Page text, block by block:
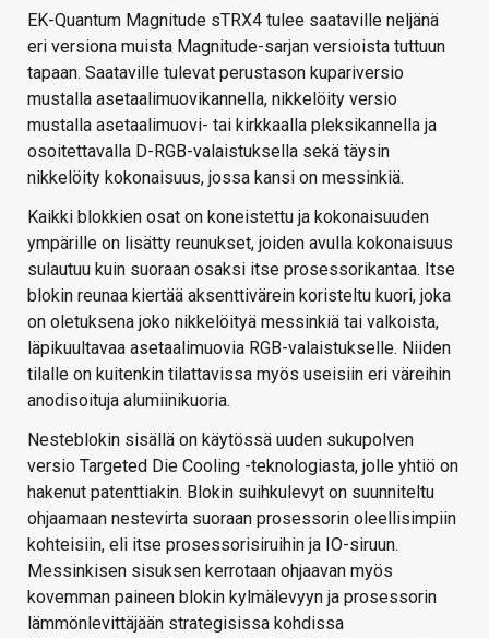
EK-Quantum Magnitude sTRX4 tulee saataville neljänä
eri versiona muista Magnitude-sarjan versioista tuttuun
tapaan. Saataville tulevat perustason kupariversio
mustalla asetaalimuovikannella, nikkelöity versio
mustalla asetaalimuovi- tai kirkkaalla pleksikannella ja
osoitettavalla D-RGB-valaistuksella sekä täysin
nikkelöity kokonaisuus, jossa kansi on messinkiä.
Kaikki blokkien osat on koneistettu ja kokonaisuuden
ympärille on lisätty reunukset, joiden avulla kokonaisuus
sulautuu kuin suoraan osaksi itse prosessorikantaa. Itse
blokin reunaa kiertää aksenttivärein koristeltu kuori, joka
on oletuksena joko nikkelöityä messinkiä tai valkoista,
läpikuultavaa asetaalimuovia RGB-valaistukselle. Niiden
tilalle on kuitenkin tilattavissa myös useisiin eri väreihin
anodisoituja alumiinikuoria.
Nesteblokin sisällä on käytössä uuden sukupolven
versio Targeted Die Cooling -teknologiasta, jolle yhtiö on
hakenut patenttiakin. Blokin suihkulevyt on suunniteltu
ohjaamaan nestevirta suoraan prosessorin oleellisimpiin
kohteisiin, eli itse prosessorisiruihin ja IO-siruun.
Messinkisen sisuksen kerrotaan ohjaavan myös
kovemman paineen blokin kylmälevyyn ja prosessorin
lämmönlevittäjään strategisissa kohdissa